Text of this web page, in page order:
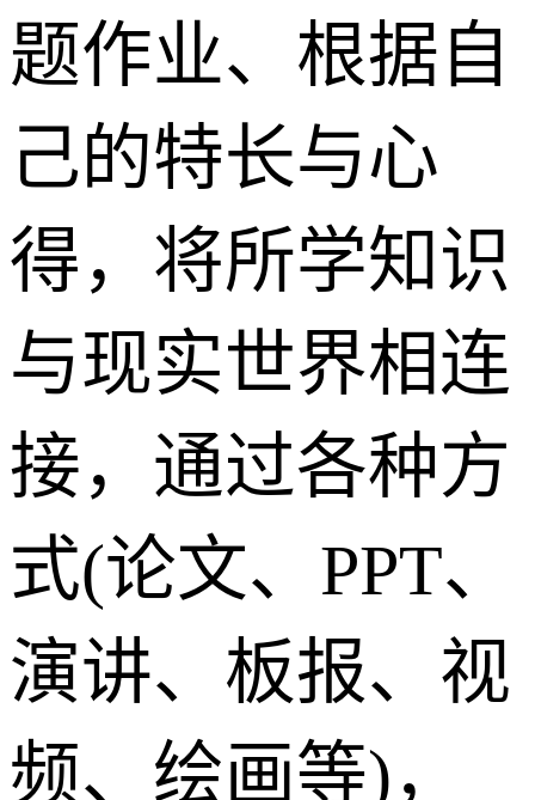
题作业、根据自
己的特长与心
得，将所学知识
与现实世界相连
接，通过各种方
式(论文、PPT、
演讲、板报、视
频、绘画等)，